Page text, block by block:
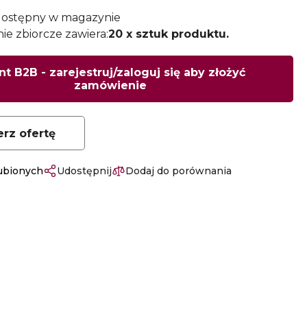
w magazynie
zbiorcze zawiera:20 x sztuk produktu.
B2B - zarejestruj/zaloguj się aby złożyć
zamówienie
ofertę
Udostępnij Dodaj do porównania